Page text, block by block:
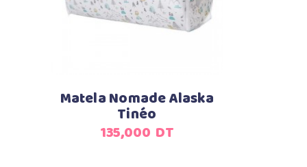
Matela Nomade Alaska
Tinéo
135,000 DT